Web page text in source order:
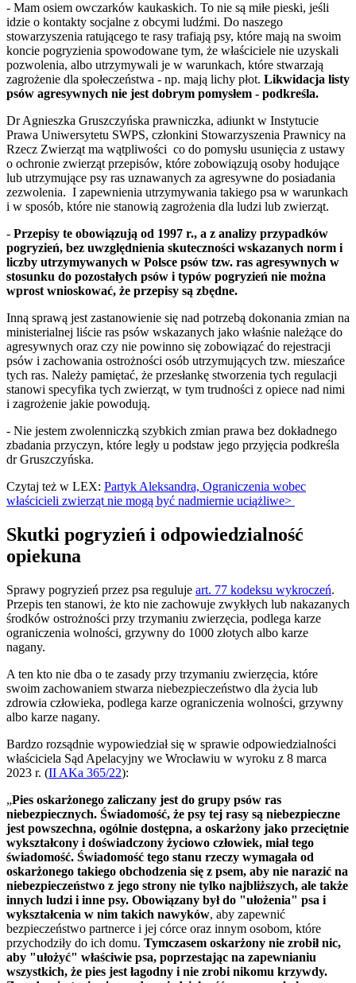
- Mam osiem owczarków kaukaskich. To nie są miłe pieski, jeśli
idzie o kontakty socjalne z obcymi ludźmi. Do naszego
stowarzyszenia ratującego te rasy trafiają psy, które mają na swoim
koncie pogryzienia spowodowane tym, że właściciele nie uzyskali
pozwolenia, albo utrzymywali je w warunkach, które stwarzają
zagrożenie dla społeczeństwa - np. mają lichy płot. Likwidacja listy
psów agresywnych nie jest dobrym pomysłem - podkreśla.
Dr Agnieszka Gruszczyńska prawniczka, adiunkt w Instytucie
Prawa Uniwersytetu SWPS, członkini Stowarzyszenia Prawnicy na
Rzecz Zwierząt ma wątpliwości co do pomysłu usunięcia z ustawy
o ochronie zwierząt przepisów, które zobowiązują osoby hodujące
lub utrzymujące psy ras uznawanych za agresywne do posiadania
zezwolenia. I zapewnienia utrzymywania takiego psa w warunkach
i w sposób, które nie stanowią zagrożenia dla ludzi lub zwierząt.
- Przepisy te obowiązują od 1997 r., a z analizy przypadków
pogryzień, bez uwzględnienia skuteczności wskazanych norm i
liczby utrzymywanych w Polsce psów tzw. ras agresywnych w
stosunku do pozostałych psów i typów pogryzień nie można
wprost wnioskować, że przepisy są zbędne.
Inną sprawą jest zastanowienie się nad potrzebą dokonania zmian na
ministerialnej liście ras psów wskazanych jako właśnie należące do
agresywnych oraz czy nie powinno się zobowiązać do rejestracji
psów i zachowania ostrożności osób utrzymujących tzw. mieszańce
tych ras. Należy pamiętać, że przesłankę stworzenia tych regulacji
stanowi specyfika tych zwierząt, w tym trudności z opiece nad nimi
i zagrożenie jakie powodują.
- Nie jestem zwolenniczką szybkich zmian prawa bez dokładnego
zbadania przyczyn, które legły u podstaw jego przyjęcia podkreśla
dr Gruszczyńska.
Czytaj też w LEX: Partyk Aleksandra, Ograniczenia wobec
właścicieli zwierząt nie mogą być nadmiernie uciążliwe>
Skutki pogryzień i odpowiedzialność
opiekuna
Sprawy pogryzień przez psa reguluje art. 77 kodeksu wykroczeń.
Przepis ten stanowi, że kto nie zachowuje zwykłych lub nakazanych
środków ostrożności przy trzymaniu zwierzęcia, podlega karze
ograniczenia wolności, grzywny do 1000 złotych albo karze
nagany.
A ten kto nie dba o te zasady przy trzymaniu zwierzęcia, które
swoim zachowaniem stwarza niebezpieczeństwo dla życia lub
zdrowia człowieka, podlega karze ograniczenia wolności, grzywny
albo karze nagany.
Bardzo rozsądnie wypowiedział się w sprawie odpowiedzialności
właściciela Sąd Apelacyjny we Wrocławiu w wyroku z 8 marca
2023 r. (II AKa 365/22):
„Pies oskarżonego zaliczany jest do grupy psów ras
niebezpiecznych. Świadomość, że psy tej rasy są niebezpieczne
jest powszechna, ogólnie dostępna, a oskarżony jako przeciętnie
wykształcony i doświadczony życiowo człowiek, miał tego
świadomość. Świadomość tego stanu rzeczy wymagała od
oskarżonego takiego obchodzenia się z psem, aby nie narazić na
niebezpieczeństwo z jego strony nie tylko najbliższych, ale także
innych ludzi i inne psy. Obowiązany był do "ułożenia" psa i
wykształcenia w nim takich nawyków, aby zapewnić
bezpieczeństwo partnerce i jej córce oraz innym osobom, które
przychodziły do ich domu. Tymczasem oskarżony nie zrobił nic,
aby "ułożyć" właściwie psa, poprzestając na zapewnianiu
wszystkich, że pies jest łagodny i nie zrobi nikomu krzywdy.